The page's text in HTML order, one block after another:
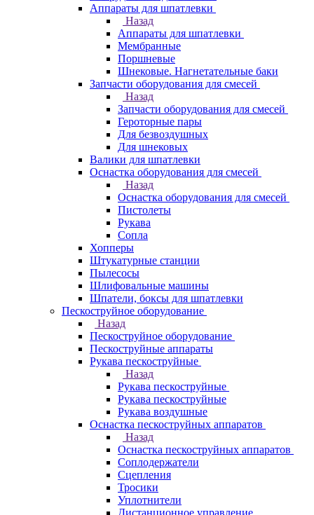
Аппараты для шпатлевки
Назад
Аппараты для шпатлевки
Мембранные
Поршневые
Шнековые. Нагнетательные баки
Запчасти оборудования для смесей
Назад
Запчасти оборудования для смесей
Героторные пары
Для безвоздушных
Для шнековых
Валики для шпатлевки
Оснастка оборудования для смесей
Назад
Оснастка оборудования для смесей
Пистолеты
Рукава
Сопла
Хопперы
Штукатурные станции
Пылесосы
Шлифовальные машины
Шпатели, боксы для шпатлевки
Пескоструйное оборудование
Назад
Пескоструйное оборудование
Пескоструйные аппараты
Рукава пескоструйные
Назад
Рукава пескоструйные
Рукава пескоструйные
Рукава воздушные
Оснастка пескоструйных аппаратов
Назад
Оснастка пескоструйных аппаратов
Соплодержатели
Сцепления
Тросики
Уплотнители
Дистанционное управление